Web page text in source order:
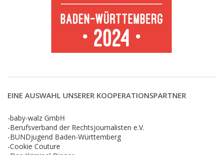
EINE AUSWAHL UNSERER KOOPERATIONSPARTNER
-baby-walz GmbH
-Berufsverband der Rechtsjournalisten e.V.
-BUNDjugend Baden-Württemberg
-Cookie Couture